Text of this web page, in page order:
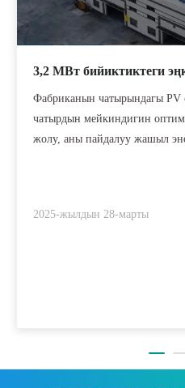
3,2 МВт бийиктиктеги
Фабриканын чатырындагы PV
чатырдын мейкиндигин
жолу, аны пайдалуу жашыл
чыгымдарды азайтат.
2025-жылдын 28-марты